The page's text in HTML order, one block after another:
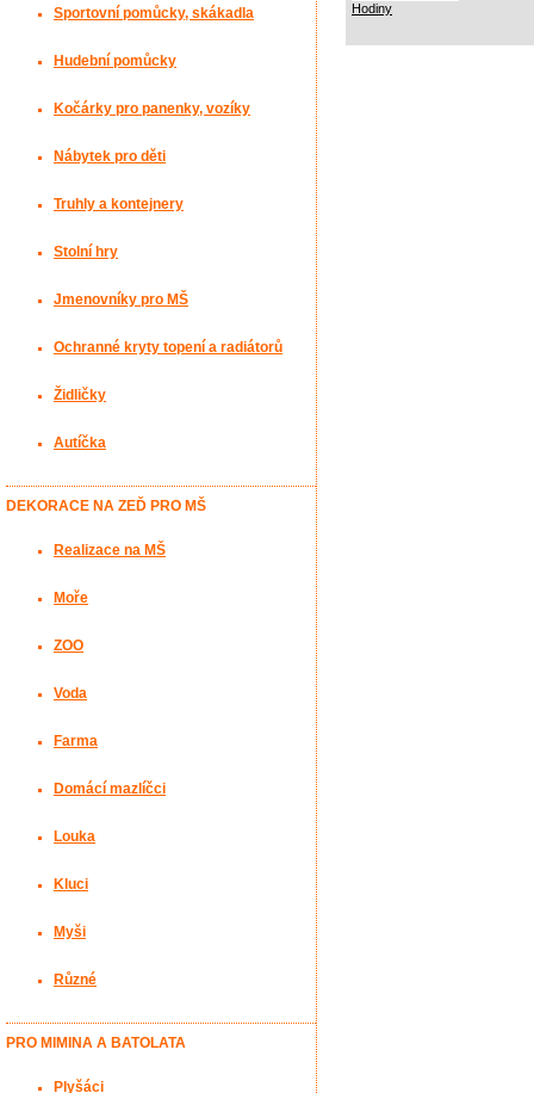
Hodiny
Sportovní pomůcky, skákadla
Hudební pomůcky
Kočárky pro panenky, vozíky
Nábytek pro děti
Truhly a kontejnery
Stolní hry
Jmenovníky pro MŠ
Ochranné kryty topení a radiátorů
Židličky
Autíčka
DEKORACE NA ZEĎ PRO MŠ
Realizace na MŠ
Moře
ZOO
Voda
Farma
Domácí mazlíčci
Louka
Kluci
Myši
Různé
PRO MIMINA A BATOLATA
Plyšáci